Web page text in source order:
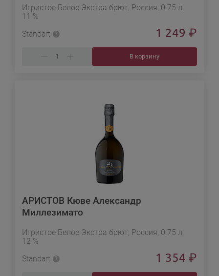
Игристое Белое Экстра брют, Россия, 0.75 л,
11 %
Standart
1 249 ₽
В корзину
АРИСТОВ Кюве Александр
Миллезимато
Игристое Белое Экстра брют, Россия, 0.75 л,
12 %
Standart
1 354 ₽